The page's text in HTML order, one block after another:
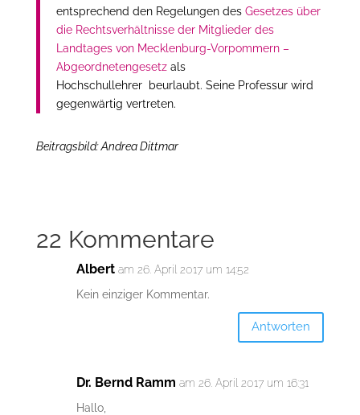
entsprechend den Regelungen des Gesetzes über
die Rechtsverhältnisse der Mitglieder des
Landtages von Mecklenburg-Vorpommern –
Abgeordnetengesetz als
Hochschullehrer beurlaubt. Seine Professur wird
gegenwärtig vertreten.
Beitragsbild: Andrea Dittmar
22 Kommentare
Albert am 26. April 2017 um 14:52
Kein einziger Kommentar.
Antworten
Dr. Bernd Ramm am 26. April 2017 um 16:31
Hallo,